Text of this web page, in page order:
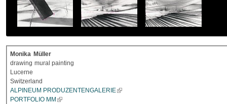
Monika Müller
drawing mural painting
Lucerne
Switzerland
ALPINEUM PRODUZENTENGALERIE
PORTFOLIO MM